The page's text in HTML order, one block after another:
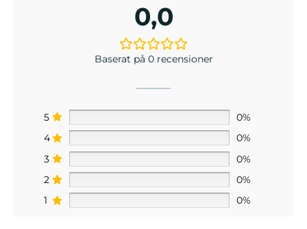
0,0
Baserat på 0 recensioner
5
0%
4
0%
3
0%
2
0%
1
0%